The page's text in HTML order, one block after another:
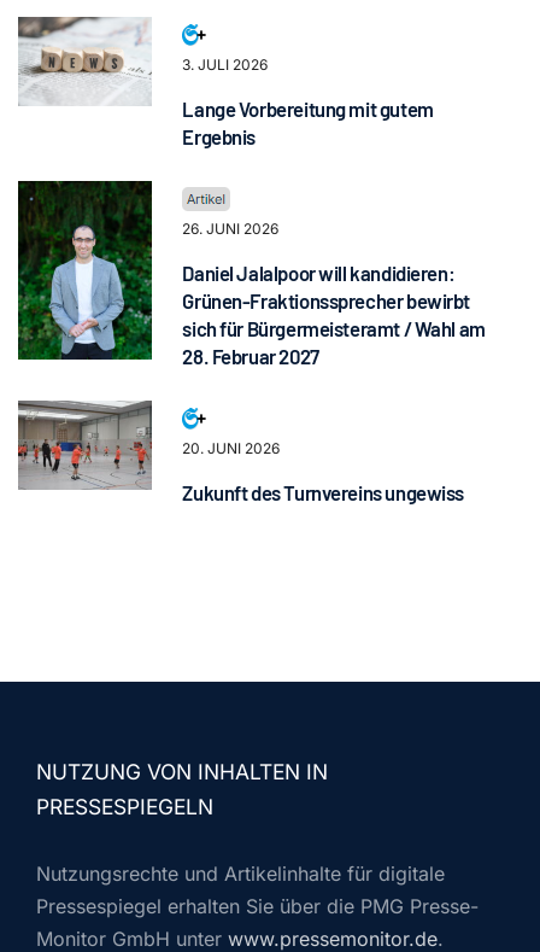
3. JULI 2026
Lange Vorbereitung mit gutem
Ergebnis
26. JUNI 2026
Daniel Jalalpoor will kandidieren:
Grünen-Fraktionssprecher bewirbt
sich für Bürgermeisteramt / Wahl am
28. Februar 2027
20. JUNI 2026
Zukunft des Turnvereins ungewiss
NUTZUNG VON INHALTEN IN
PRESSESPIEGELN
Nutzungsrechte und Artikelinhalte für digitale
Pressespiegel erhalten Sie über die PMG Presse-
Monitor GmbH unter www.pressemonitor.de.